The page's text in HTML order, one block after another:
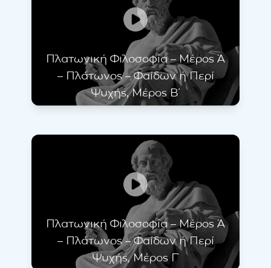
Πλατωνική Φιλοσοφία – Μέρος Ά
– Πλάτωνος – Φαίδων ή Περί
Ψυχής, Μέρος Β΄
Πλατωνική Φιλοσοφία – Μέρος Ά
– Πλάτωνος – Φαίδων ή Περί
Ψυχής, Μέρος Γ΄